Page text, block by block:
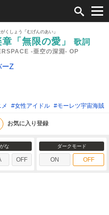
くしょう「むげんのあい」
「無限の愛」 歌詞
-亜空の深淵- OP
Z
#女性アイドル #モーレツ宇宙海賊
お気に入り登録
な
OFF
ダークモード
ON OFF